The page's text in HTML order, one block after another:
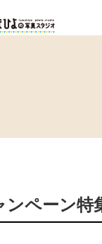
ンペーン特